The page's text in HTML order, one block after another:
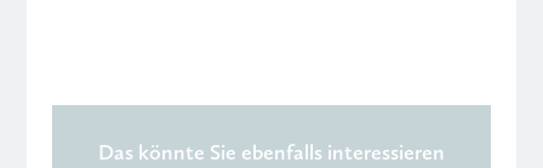
Das könnte Sie ebenfalls interessieren